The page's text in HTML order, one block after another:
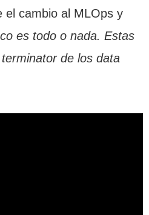
el cambio al MLOps y
es todo o nada. Estas
de los data